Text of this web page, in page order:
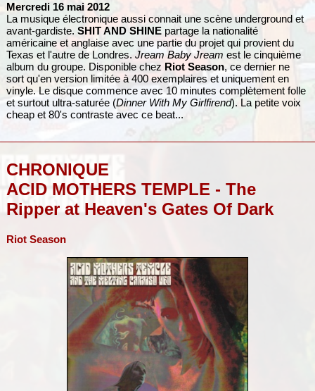
Mercredi 16 mai 2012
La musique électronique aussi connait une scène underground et
avant-gardiste. SHIT AND SHINEpartage la nationalité
américaine et anglaise avec une partie du projet qui provient du
Texas et l'autre de Londres. Jream Baby Jream est le cinquième
album du groupe. Disponible chez Riot Season, ce dernier ne
sort qu'en version limitée à 400 exemplaires et uniquement en
vinyle. Le disque commence avec 10 minutes complètement folle
et surtout ultra-saturée (Dinner With My Girlfirend). La petite voix
cheap et 80's contraste avec ce beat...
CHRONIQUE
ACID MOTHERS TEMPLE - The
Ripper at Heaven's Gates Of Dark
Riot Season